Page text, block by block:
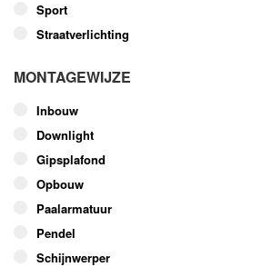
Sport
Straatverlichting
MONTAGEWIJZE
Inbouw
Downlight
Gipsplafond
Opbouw
Paalarmatuur
Pendel
Schijnwerper